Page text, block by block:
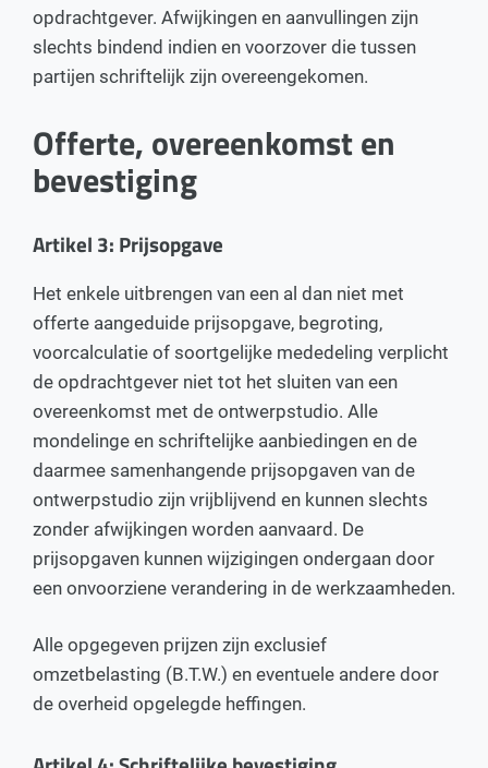
opdrachtgever. Afwijkingen en aanvullingen zijn
slechts bindend indien en voorzover die tussen
partijen schriftelijk zijn overeengekomen.
Offerte, overeenkomst en
bevestiging
Artikel 3: Prijsopgave
Het enkele uitbrengen van een al dan niet met
offerte aangeduide prijsopgave, begroting,
voorcalculatie of soortgelijke mededeling verplicht
de opdrachtgever niet tot het sluiten van een
overeenkomst met de ontwerpstudio. Alle
mondelinge en schriftelijke aanbiedingen en de
daarmee samenhangende prijsopgaven van de
ontwerpstudio zijn vrijblijvend en kunnen slechts
zonder afwijkingen worden aanvaard. De
prijsopgaven kunnen wijzigingen ondergaan door
een onvoorziene verandering in de werkzaamheden.
Alle opgegeven prijzen zijn exclusief
omzetbelasting (B.T.W.) en eventuele andere door
de overheid opgelegde heffingen.